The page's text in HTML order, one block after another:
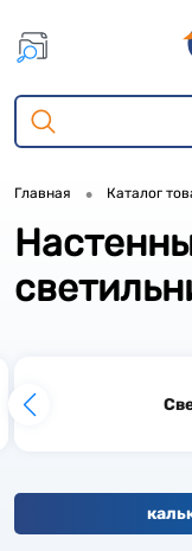
Главная • Каталог
1
17